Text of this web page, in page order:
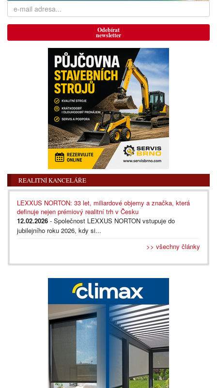
Odebírat
newsletter
REALITNÍ KANCELÁŘE
LEXXUS NORTON: 33 let, miliardové objemy a značka, která
definuje nejen prémiový realitní trh v Česku
12.02.2026 - Společnost LEXXUS NORTON vstupuje do
jubilejního roku 2026, kdy si...
>> všechny články